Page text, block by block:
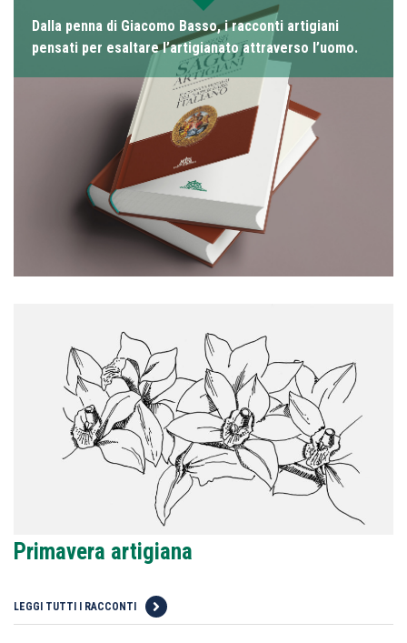
Dalla penna di Giacomo Basso, i racconti artigiani
pensati per esaltare l’artigianato attraverso l’uomo.
Primavera artigiana
LEGGI TUTTI I RACCONTI